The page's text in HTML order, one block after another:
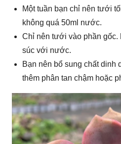
Một tuần bạn chỉ nên tưới
không quá 50ml nước.
Chỉ nên tưới vào phần gốc.
súc với nước.
Bạn nên bổ sung chất
thêm phân tan chậm hoặc